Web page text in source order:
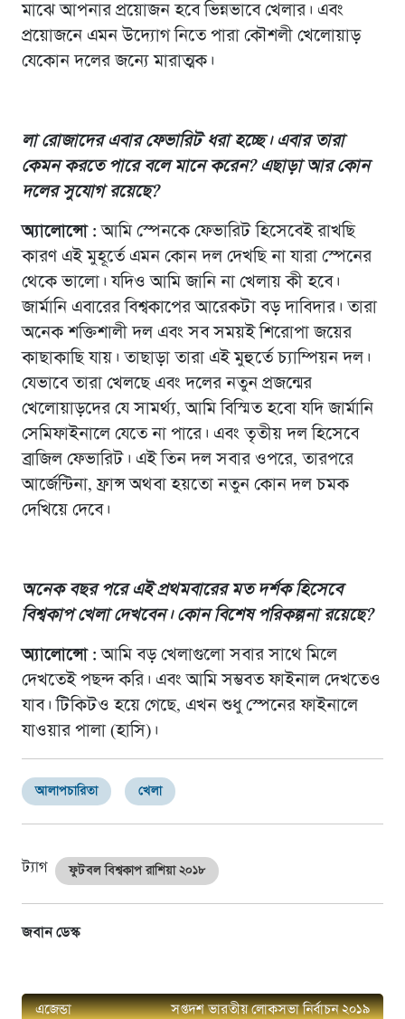
মাঝে আপনার প্রয়োজন হবে ভিন্নভাবে খেলার। এবং
প্রয়োজনে এমন উদ্যোগ নিতে পারা কৌশলী খেলোয়াড়
যেকোন দলের জন্যে মারাত্মক।
লা রোজাদের এবার ফেভারিট ধরা হচ্ছে। এবার তারা
কেমন করতে পারে বলে মানে করেন? এছাড়া আর কোন
দলের সুযোগ রয়েছে?
অ্যালোন্সো : আমি স্পেনকে ফেভারিট হিসেবেই রাখছি
কারণ এই মুহূর্তে এমন কোন দল দেখছি না যারা স্পেনের
থেকে ভালো। যদিও আমি জানি না খেলায় কী হবে।
জার্মানি এবারের বিশ্বকাপের আরেকটা বড় দাবিদার। তারা
অনেক শক্তিশালী দল এবং সব সময়ই শিরোপা জয়ের
কাছাকাছি যায়। তাছাড়া তারা এই মুহুর্তে চ্যাম্পিয়ন দল।
যেভাবে তারা খেলছে এবং দলের নতুন প্রজন্মের
খেলোয়াড়দের যে সামর্থ্য, আমি বিস্মিত হবো যদি জার্মানি
সেমিফাইনালে যেতে না পারে। এবং তৃতীয় দল হিসেবে
ব্রাজিল ফেভারিট। এই তিন দল সবার ওপরে, তারপরে
আর্জেন্টিনা, ফ্রান্স অথবা হয়তো নতুন কোন দল চমক
দেখিয়ে দেবে।
অনেক বছর পরে এই প্রথমবারের মত দর্শক হিসেবে
বিশ্বকাপ খেলা দেখবেন। কোন বিশেষ পরিকল্পনা রয়েছে?
অ্যালোন্সো : আমি বড় খেলাগুলো সবার সাথে মিলে
দেখতেই পছন্দ করি। এবং আমি সম্ভবত ফাইনাল দেখতেও
যাব। টিকিটও হয়ে গেছে, এখন শুধু স্পেনের ফাইনালে
যাওয়ার পালা (হাসি)।
আলাপচারিতা খেলা
ট্যাগ ফুটবল বিশ্বকাপ রাশিয়া ২০১৮
জবান ডেস্ক
এজেন্ডা সপ্তদশ ভারতীয় লোকসভা নির্বাচন ২০১৯